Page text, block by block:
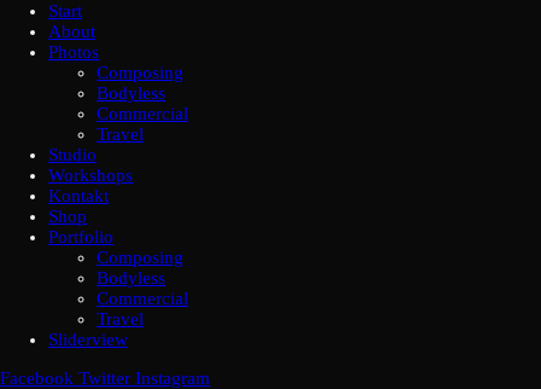
Start
About
Photos
Composing
Bodyless
Commercial
Travel
Studio
Workshops
Kontakt
Shop
Portfolio
Composing
Bodyless
Commercial
Travel
Sliderview
Facebook Twitter Instagram